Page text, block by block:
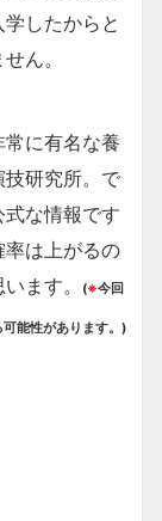
したからと
ん。
に有名な養
研究所。で
な情報です
は上がるの
ます。
(※今回
能性があります。)